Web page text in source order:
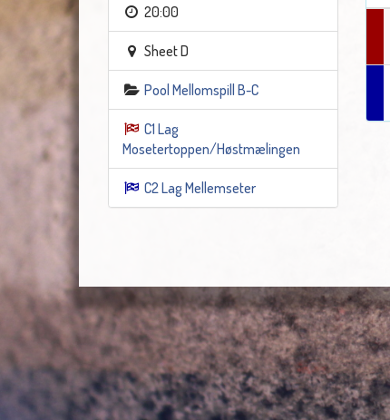
20:00
Sheet D
Pool Mellomspill B-C
C1 Lag
Mosetertoppen/Høstmælingen
C2 Lag Mellemseter